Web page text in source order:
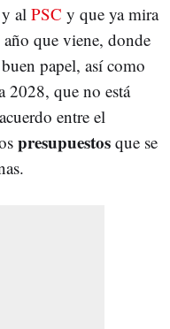
al PSC y que ya mira
año que viene, donde
papel, así como
2028, que no está
entre el
presupuestos que se